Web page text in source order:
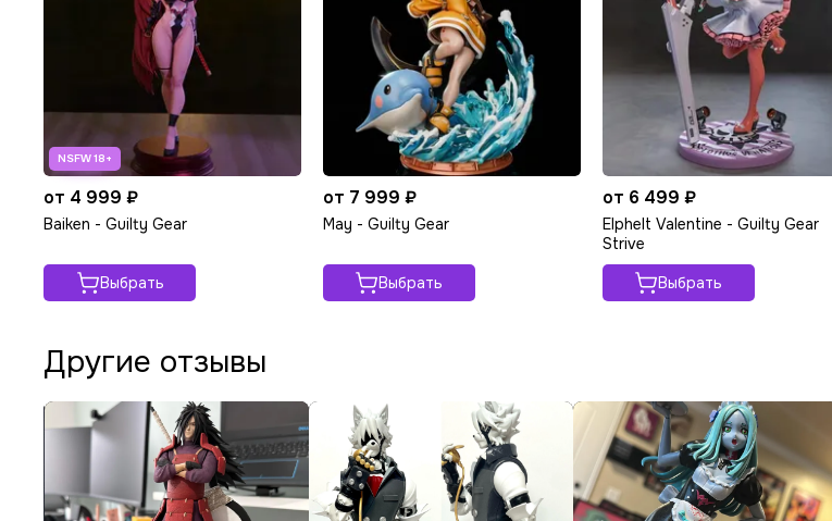
от 4 999 ₽
Baiken - Guilty Gear
Выбрать
от 7 999 ₽
May - Guilty Gear
Выбрать
от 6 499 ₽
Elphelt Valentine - Guilty Gear
Strive
Выбрать
Другие отзывы